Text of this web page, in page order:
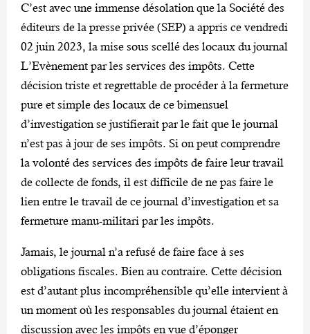
C’est avec une immense désolation que la Société des
éditeurs de la presse privée (SEP) a appris ce vendredi
02 juin 2023, la mise sous scellé des locaux du journal
L’Evènement par les services des impôts. Cette
décision triste et regrettable de procéder à la fermeture
pure et simple des locaux de ce bimensuel
d’investigation se justifierait par le fait que le journal
n’est pas à jour de ses impôts. Si on peut comprendre
la volonté des services des impôts de faire leur travail
de collecte de fonds, il est difficile de ne pas faire le
lien entre le travail de ce journal d’investigation et sa
fermeture manu-militari par les impôts.
Jamais, le journal n’a refusé de faire face à ses
obligations fiscales. Bien au contraire. Cette décision
est d’autant plus incompréhensible qu’elle intervient à
un moment où les responsables du journal étaient en
discussion avec les impôts en vue d’éponger